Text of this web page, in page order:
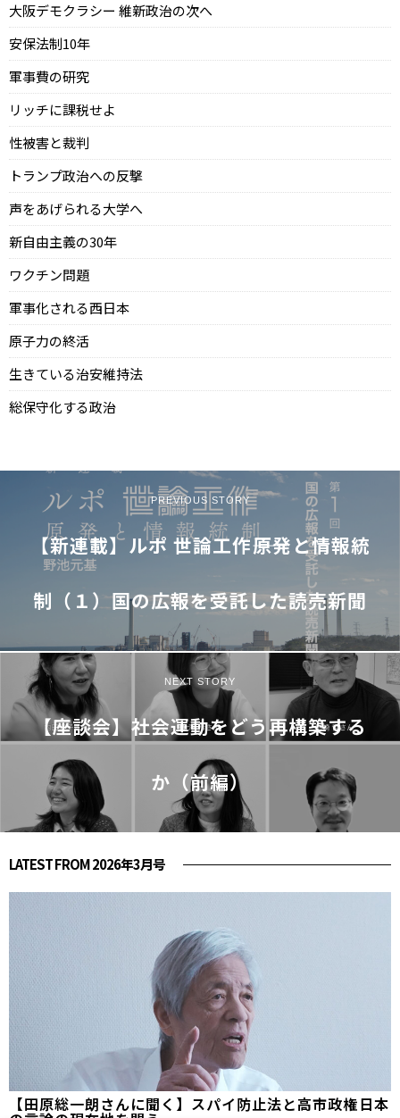
大阪デモクラシー 維新政治の次へ
安保法制10年
軍事費の研究
リッチに課税せよ
性被害と裁判
トランプ政治への反撃
声をあげられる大学へ
新自由主義の30年
ワクチン問題
軍事化される西日本
原子力の終活
生きている治安維持法
総保守化する政治
PREVIOUS STORY
【新連載】ルポ 世論工作――原発と情報統
制（１）国の広報を受託した読売新聞
NEXT STORY
【座談会】社会運動をどう再構築する
か（前編）
LATEST FROM 2026年3月号
【田原総一朗さんに聞く】スパイ防止法と高市政権――日本